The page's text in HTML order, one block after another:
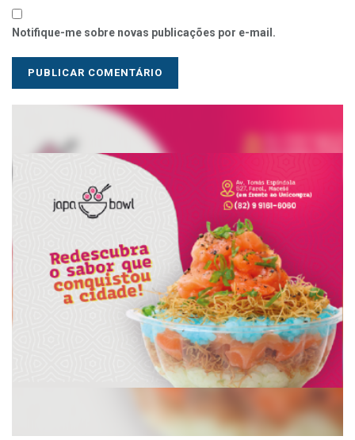
Notifique-me sobre novas publicações por e-mail.